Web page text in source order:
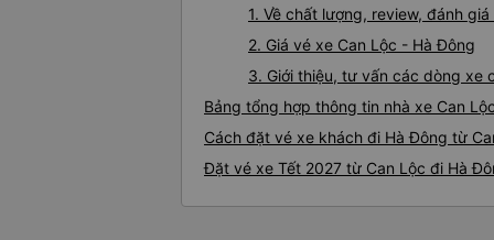
1. Về chất lượng, review, đánh
2. Giá vé xe Can Lộc - Hà Đông
3. Giới thiệu, tư vấn các dòng xe
Bảng tổng hợp thông tin nhà xe Can
Cách đặt vé xe khách đi Hà Đông từ
Đặt vé xe Tết 2027 từ Can Lộc đi Hà